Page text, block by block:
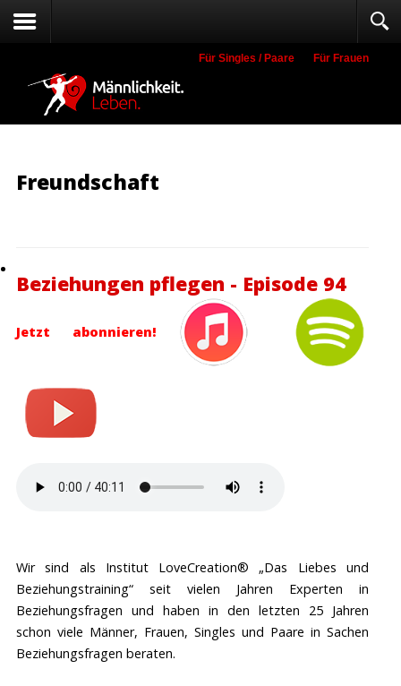
Für Singles / Paare Für Frauen
Suche
Freundschaft
Beziehungen pflegen - Episode 94
Jetzt abonnieren!
Wir sind als Institut LoveCreation® „Das Liebes und
Beziehungstraining“ seit vielen Jahren Experten in
Beziehungsfragen und haben in den letzten 25 Jahren
schon viele Männer, Frauen, Singles und Paare in Sachen
Beziehungsfragen beraten.